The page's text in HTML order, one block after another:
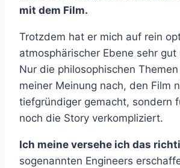
mit dem Film.
Trotzdem hat er mich auf rein
atmosphärischer Ebene sehr
Nur die philosophischen
meiner Meinung nach, den Film
tiefgründiger gemacht, sondern
noch die Story verkompliziert.
Ich meine versehe ich das
sogenannten Engineers